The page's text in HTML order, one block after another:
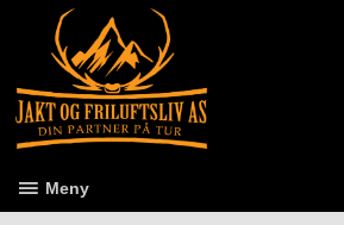
innholdet
Meny